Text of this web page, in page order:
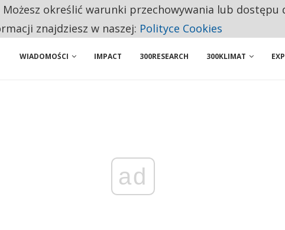
WŁASNĄ FIRMĘ. INNYM JUŻ TAK ŁATWO JEJ NIE POLECAJĄ
WIADOMOŚCI IMPACT 300RESEARCH 300KLIMAT
ad
określić warunki przechowywania lub dostępu
znajdziesz w naszej: Polityce Cookies